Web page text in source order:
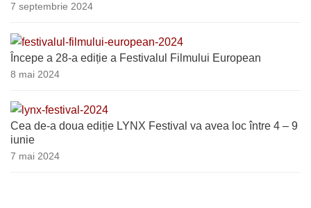
7 septembrie 2024
Începe a 28-a ediție a Festivalul Filmului European
8 mai 2024
Cea de-a doua ediție LYNX Festival va avea loc între 4 – 9
iunie
7 mai 2024